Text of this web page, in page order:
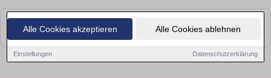
Alle Cookies akzeptieren Alle Cookies ablehnen
Einstellungen Datenschutzerklärung
Leider konnten wir derzeit keine passenden Objekte finden. Schauen Sie
bald wieder vorbei!